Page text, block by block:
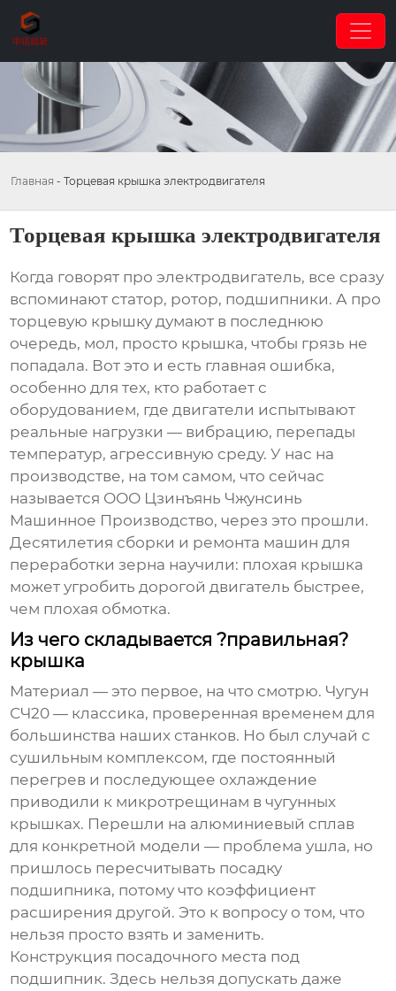
Главная - Торцевая крышка электродвигателя
Торцевая крышка электродвигателя
Когда говорят про электродвигатель, все сразу
вспоминают статор, ротор, подшипники. А про
торцевую крышку думают в последнюю
очередь, мол, просто крышка, чтобы грязь не
попадала. Вот это и есть главная ошибка,
особенно для тех, кто работает с
оборудованием, где двигатели испытывают
реальные нагрузки — вибрацию, перепады
температур, агрессивную среду. У нас на
производстве, на том самом, что сейчас
называется ООО Цзинъянь Чжунсинь
Машинное Производство, через это прошли.
Десятилетия сборки и ремонта машин для
переработки зерна научили: плохая крышка
может угробить дорогой двигатель быстрее,
чем плохая обмотка.
Из чего складывается ?правильная?
крышка
Материал — это первое, на что смотрю. Чугун
СЧ20 — классика, проверенная временем для
большинства наших станков. Но был случай с
сушильным комплексом, где постоянный
перегрев и последующее охлаждение
приводили к микротрещинам в чугунных
крышках. Перешли на алюминиевый сплав
для конкретной модели — проблема ушла, но
пришлось пересчитывать посадку
подшипника, потому что коэффициент
расширения другой. Это к вопросу о том, что
нельзя просто взять и заменить.
Конструкция посадочного места под
подшипник. Здесь нельзя допускать даже